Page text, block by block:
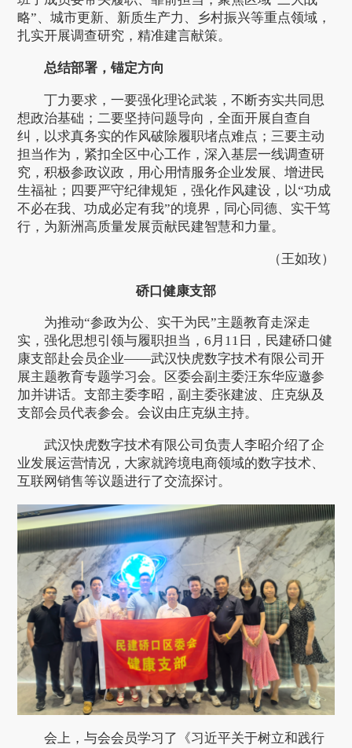
略”、城市更新、新质生产力、乡村振兴等重点领域，
扎实开展调查研究，精准建言献策。
总结部署，锚定方向
丁力要求，一要强化理论武装，不断夯实共同思
想政治基础；二要坚持问题导向，全面开展自查自
纠，以求真务实的作风破除履职堵点难点；三要主动
担当作为，紧扣全区中心工作，深入基层一线调查研
究，积极参政议政，用心用情服务企业发展、增进民
生福祉；四要严守纪律规矩，强化作风建设，以“功成
不必在我、功成必定有我”的境界，同心同德、实干笃
行，为新洲高质量发展贡献民建智慧和力量。
（王如玫）
硚口健康支部
为推动“参政为公、实干为民”主题教育走深走
实，强化思想引领与履职担当，6月11日，民建硚口健
康支部赴会员企业——武汉快虎数字技术有限公司开
展主题教育专题学习会。区委会副主委汪东华应邀参
加并讲话。支部主委李昭，副主委张建波、庄克纵及
支部会员代表参会。会议由庄克纵主持。
武汉快虎数字技术有限公司负责人李昭介绍了企
业发展运营情况，大家就跨境电商领域的数字技术、
互联网销售等议题进行了交流探讨。
会上，与会会员学习了《习近平关于树立和践行